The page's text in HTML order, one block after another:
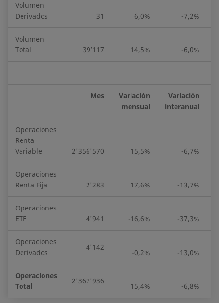
Volumen
Derivados
31 6,0% -7,2%
Volumen
Total
39’117 14,5% -6,0%
Mes
Variación
mensual
Variación
interanual
Operaciones
Renta
Variable
2'356'570 15,5% -6,7%
Operaciones
Renta Fija
2'283 17,6% -13,7%
Operaciones
ETF
4'941 -16,6% -37,3%
Operaciones
Derivados
4'142
-0,2% -13,0%
Operaciones
Total
2'367'936
15,4% -6,8%